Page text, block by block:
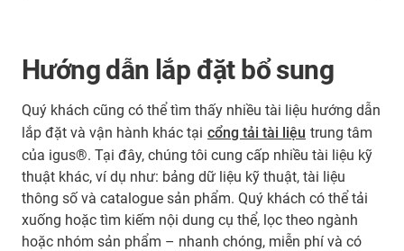
Hướng dẫn lắp đặt bổ sung
Quý khách cũng có thể tìm thấy nhiều tài liệu hướng dẫn
lắp đặt và vận hành khác tại cổng tải tài liệu trung tâm
của igus®. Tại đây, chúng tôi cung cấp nhiều tài liệu kỹ
thuật khác, ví dụ như: bảng dữ liệu kỹ thuật, tài liệu
thông số và catalogue sản phẩm. Quý khách có thể tải
xuống hoặc tìm kiếm nội dung cụ thể, lọc theo ngành
hoặc nhóm sản phẩm – nhanh chóng, miễn phí và có